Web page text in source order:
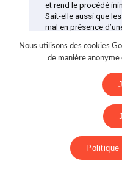
et rend le procédé
Sait-elle aussi que
mal en présence
Bref, comme la
n’est pas un article
Nous utilisons des cookies
de manière